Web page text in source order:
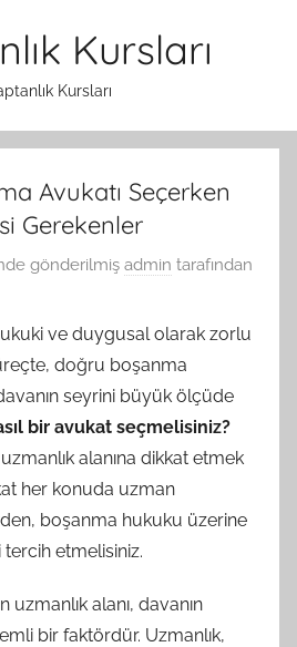
Kursları
Kursları
Avukatı Seçerken
Gerekenler
gönderilmiş admin tarafından
ve duygusal olarak zorlu
doğru boşanma
seyrini büyük ölçüde
bir avukat seçmelisiniz?
alanına dikkat etmek
her konuda uzman
boşanma hukuku üzerine
etmelisiniz.
uzmanlık alanı, davanın
bir faktördür. Uzmanlık,